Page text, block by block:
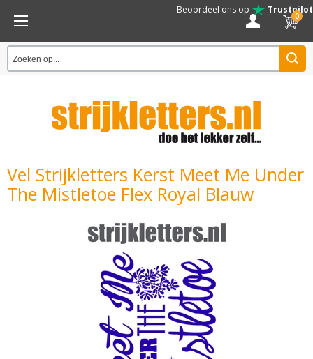
Beoordeel ons op Trustpilot
0
Vel Strijkletters Kerst Meet Me Under
The Mistletoe Flex Royal Blauw